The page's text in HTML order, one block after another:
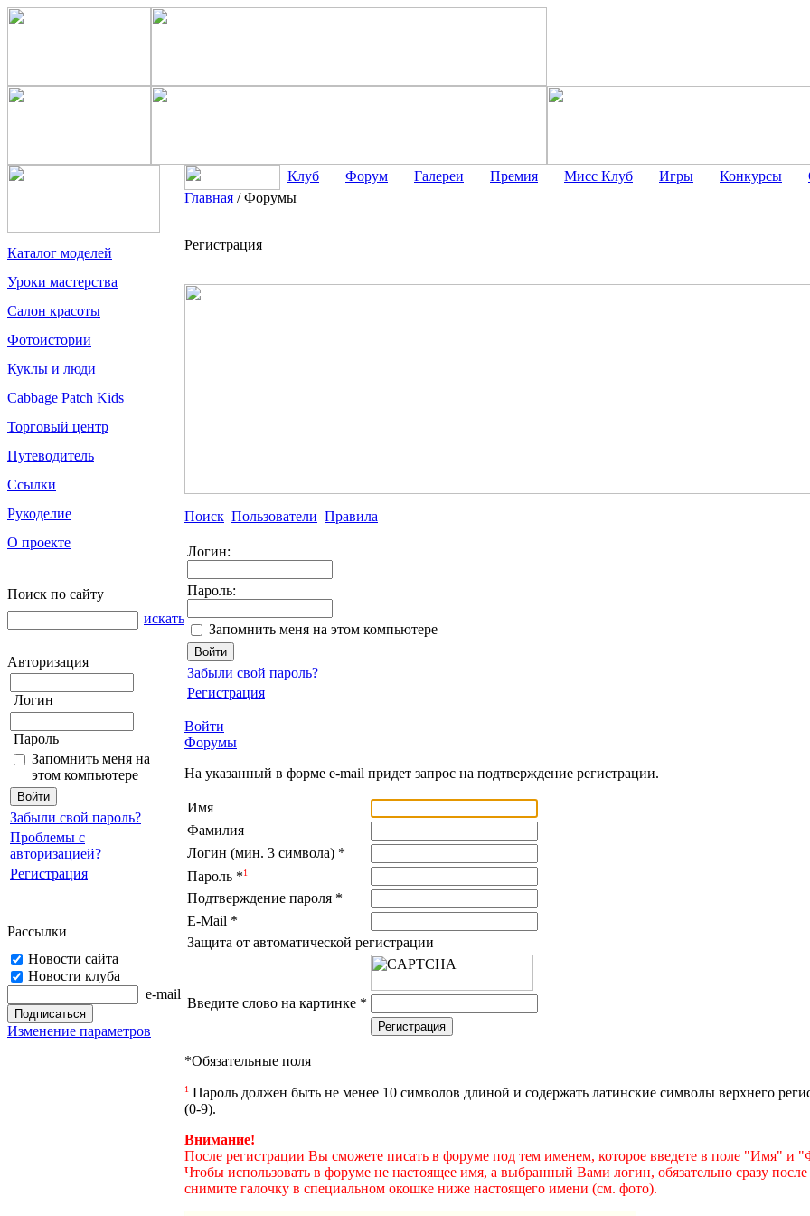
Каталог моделей
Уроки мастерства
Салон красоты
Фотоистории
Куклы и люди
Cabbage Patch Kids
Торговый центр
Путеводитель
Ссылки
Рукоделие
О проекте
Поиск по сайту
искать
Авторизация
Логин
Пароль
Запомнить меня на
этом компьютере
Забыли свой пароль?
Проблемы с
авторизацией?
Регистрация
Рассылки
Новости сайта
Новости клуба
e-mail
Изменение параметров
Клуб Форум Галереи Премия Мисс Клуб Игры Конкурсы
Главная /Форумы
Регистрация
Поиск Пользователи Правила
Логин:
Пароль:
Запомнить меня на этом компьютере
Забыли свой пароль?
Регистрация
Войти
Форумы
На указанный в форме e-mail придет запрос на подтверждение регистрации.
Имя
Фамилия
Логин (мин. 3 символа) *
Пароль *1
Подтверждение пароля *
E-Mail *
Защита от автоматической регистрации
Введите слово на картинке *
*Обязательные поля
1 Пароль должен быть не менее 10 символов длиной и содержать латинские символы верхнего
(0-9).
Внимание!
После регистрации Вы сможете писать в форуме под тем именем, которое введете в поле "Имя" и
Чтобы использовать в форуме не настоящее имя, а выбранный Вами логин, обязательно сразу
снимите галочку в специальном окошке ниже настоящего имени (см. фото).